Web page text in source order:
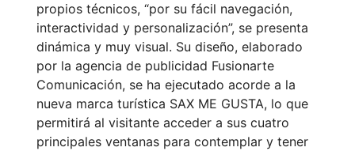
propios técnicos, “por su fácil navegación,
interactividad y personalización”, se presenta
dinámica y muy visual. Su diseño, elaborado
por la agencia de publicidad Fusionarte
Comunicación, se ha ejecutado acorde a la
nueva marca turística SAX ME GUSTA, lo que
permitirá al visitante acceder a sus cuatro
principales ventanas para contemplar y tener